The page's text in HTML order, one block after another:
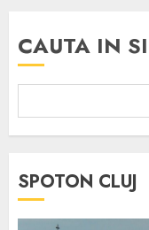
CAUTA IN
SPOTON CLUJ